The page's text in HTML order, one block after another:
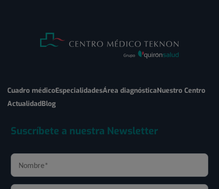
Cuadro médicoEspecialidadesÁrea diagnósticaNuestro Centro
ActualidadBlog
Suscríbete a nuestra Newsletter